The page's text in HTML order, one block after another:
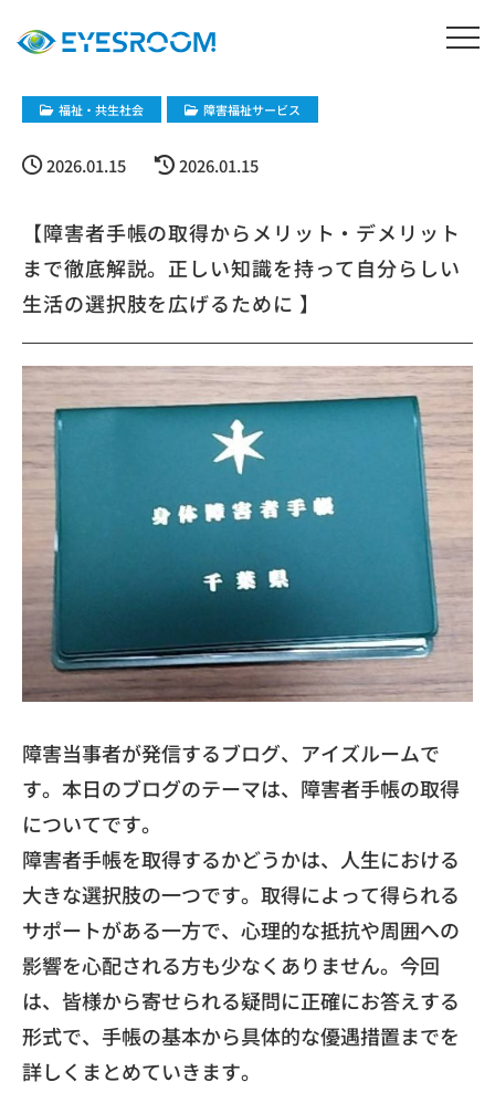
福祉・共生社会 障害福祉サービス
2026.01.15 2026.01.15
【障害者手帳の取得からメリット・デメリット
まで徹底解説。正しい知識を持って自分らしい
生活の選択肢を広げるために ​】
​障害当事者が発信するブログ、アイズルームで
す。 本日のブログのテーマは、障害者手帳の取得
についてです。
​障害者手帳を取得するかどうかは、 人生における
大きな選択肢の一つです。 取得によって得られる
サポートがある一方で、 心理的な抵抗や周囲への
影響を心配される方も少なくありません。 今回
は、皆様から寄せられる疑問に正確にお答えする
形式で、 手帳の基本から具体的な優遇措置までを
詳しくまとめていきます。